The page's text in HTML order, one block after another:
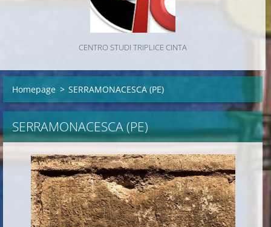
CENTRO STUDI TRIPLICE CINTA
Homepage > SERRAMONACESCA (PE)
SERRAMONACESCA (PE)